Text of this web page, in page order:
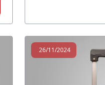
26/11/2024